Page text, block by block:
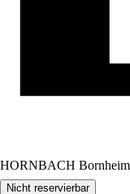
HORNBACH
Nicht reservierbar